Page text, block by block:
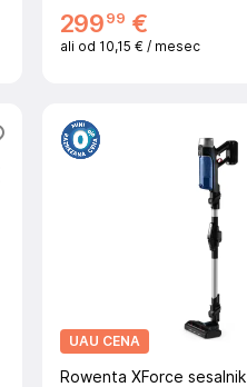
29999 €
ali od 10,15 € / mesec
UAU CENA
Rowenta XForce sesalnik